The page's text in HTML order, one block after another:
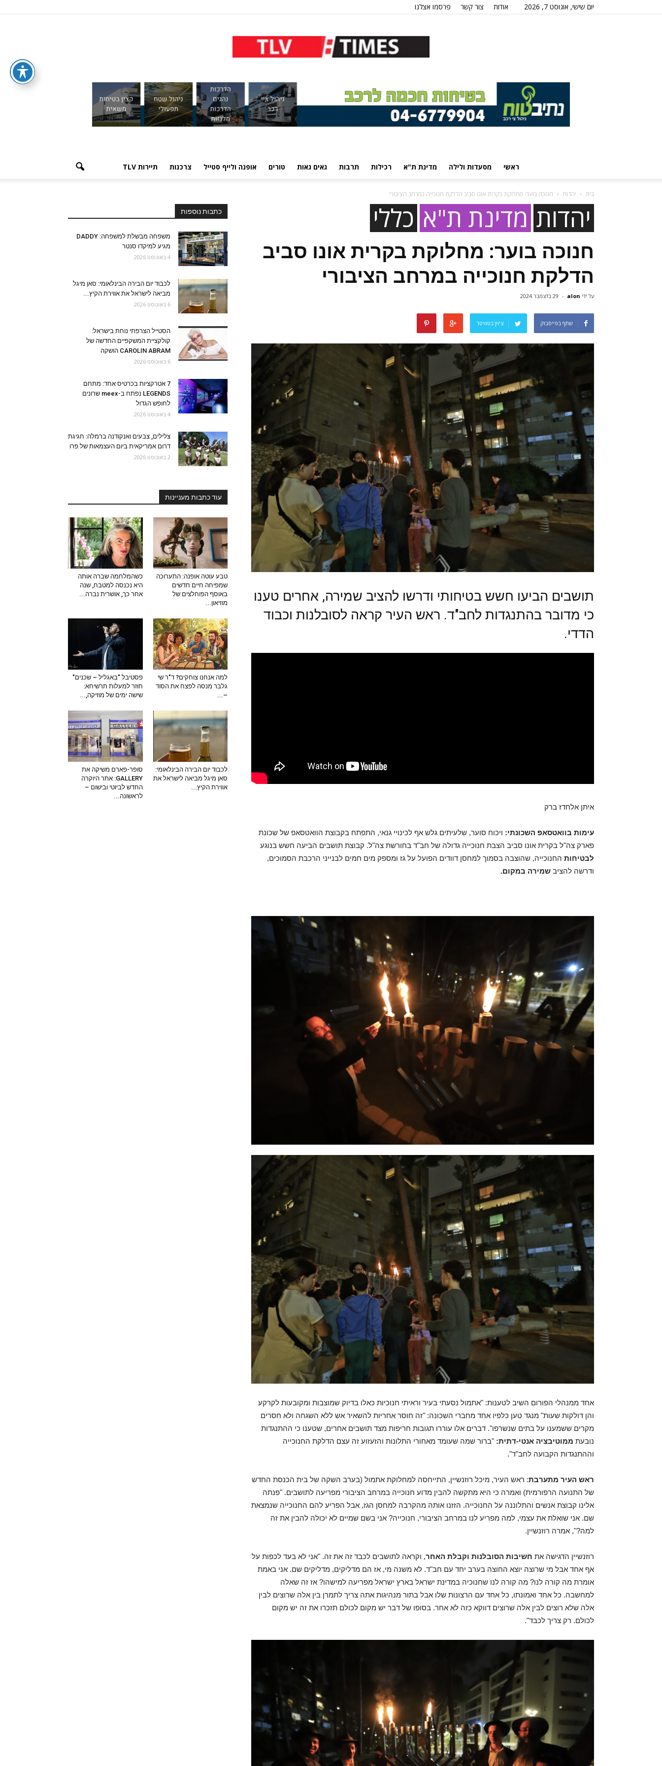
יום שישי, אוגוסט 7, 2026 אודות צור קשר פרסמו אצלנו
ראשי מסעדות ולילה מדינת ת"א רכילות תרבות גאים גאות טורים אופנה ולייף סטייל צרכנות תיירות TLV
בית יהדות חנוכה בוער: מחלוקת בקרית אונו סביב הדלקת חנוכייה במרחב הציבורי
יהדות מדינת ת"א כללי
חנוכה בוער: מחלוקת בקרית אונו סביב
הדלקת חנוכייה במרחב הציבורי
על ידי alon
- 29 בדצמבר 2024
שתף בפייסבוק ציוץ בטוויטר
תושבים הביעו חשש בטיחותי ודרשו להציב שמירה, אחרים טענו
כי מדובר בהתנגדות לחב"ד. ראש העיר קראה לסובלנות וכבוד
הדדי.
איתן אלחדז ברק
עימות בוואטסאפ השכונתי: ויכוח סוער, שלעיתים גלש אף לכינויי גנאי, התפתח בקבוצת הוואטסאפ של שכונת
פארק צה"ל בקרית אונו סביב הצבת חנוכייה גדולה של חב"ד בחורשת צה"ל. קבוצת תושבים הביעה חשש בנוגע
לבטיחות החנוכייה, שהוצבה בסמוך למחסן דוודים הפועל על גז ומספק מים חמים לבנייני הרכבת הסמוכים,
ודרשה להציב שמירה במקום.
אחד ממנהלי הפורום השיב לטענות: "אתמול נסעתי בעיר וראיתי חנוכיות כאלו בדיוק שמוצבות ומקובעות לקרקע
והן דולקות שעות" מנגד טען כלפיו אחד מחברי השכונה: "זה חוסר אחריות להשאיר אש ללא השגחה ולא חסרים
מקרים ששמענו על בתים שנשרפו". דברים אלו עוררו תגובות חריפות מצד תושבים אחרים, שטענו כי ההתנגדות
נובעת ממוטיבציה אנטי-דתית: "ברור שמה שעומד מאחורי התלונות והזעזוע זה עצם הדלקת החנוכייה
וההתנגדות הקבועה לחב"ד".
ראש העיר מתערבת: ראש העיר, מיכל רוזנשיין, התייחסה למחלוקת אתמול (בערב השקה של בית הכנסת החדש
של התנועה הרפורמית) ואמרה כי היא מתקשה להבין מדוע חנוכייה במרחב הציבורי מפריעה לתושבים. "פנתה
אלינו קבוצת אנשים והתלוננה על החנוכייה. הזזנו אותה מהקרבה למחסן הגז, אבל הפריע להם החנוכייה שנמצאת
שם. אני שואלת את עצמי, למה מפריע לנו במרחב הציבורי, חנוכייה? אני בשם שמיים לא יכולה להבין את זה
למה?", אמרה רוזנשיין.
רוזנשיין הדגישה את חשיבות הסובלנות וקבלת האחר, וקראה לתושבים לכבד זה את זה. "אני לא בעד לכפות על
אף אחד אבל מי שרוצה יוצא החוצה בערב יחד עם חב"ד. לא משנה מי, אז הם מדליקים, מדליקים שם. אני באמת
אומרת מה קורה לנו? מה קורה לנו שחנוכיה במדינת ישראל בארץ ישראל מפריעה למישהו? אז זה שאלה
למחשבה. כל אחד ואמונתו, כל אחד עם הרצונות שלו אבל בתור מנהיגות אתה צריך לתמרן בין אלה שרוצים לבין
אלה שלא רוצים לבין אלה שרוצים דווקא כזה לא אחר. בסופו של דבר יש מקום לכולם תזכרו את זה יש מקום
לכולם. רק צריך לכבד".
כתבות נוספות
משפחה מבשלת למשפחה: DADDY
מגיע למיקדו סנטר
4 באוגוסט 2026
לכבוד יום הבירה הבינלאומי: סאן מיגל
מביאה לישראל את אווירת הקיץ...
6 באוגוסט 2026
הסטייל הצרפתי נוחת בישראל:
קולקציית המשקפיים החדשה של
CAROLIN ABRAM הושקה
6 באוגוסט 2026
7 אטרקציות בכרטיס אחד: מתחם
LEGENDS נפתח ב-meex שרונים
לחופש הגדול
4 באוגוסט 2026
צלילים, צבעים ואנקודנה ברמלה: חגיגת
דרום אמריקאית ביום העצמאות של פרו
2 באוגוסט 2026
עוד כתבות מעניינות
טבע עוטה אופנה: התערוכה
שמפיחה חיים חדשים
באוסף הפוחלצים של
מוזיאון...
כשהמלחמה שברה אותה
היא נכנסה למטבח, שנה
אחר כך, אושרית נברה...
למה אנחנו צוחקים? ד"ר שי
גלבר מנסה לפצח את הסוד
–...
פסטיבל "באגליל – שכנים"
חוזר למעלות תרשיחא:
שישה ימים של מוזיקה,...
לכבוד יום הבירה הבינלאומי:
סאן מיגל מביאה לישראל את
אווירת הקיץ...
סופר-פארם משיקה את
GALLERY: אתר היוקרה
החדש לביוטי ובישום –
לראשונה...